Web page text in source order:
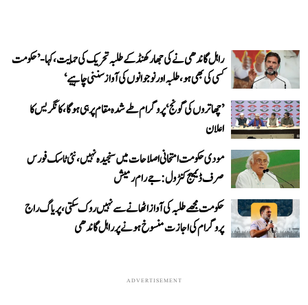
راہل گاندھی نے کی جھارکھنڈ کے طلبہ تحریک کی حمایت، کہا- ’حکومت
کسی کی بھی ہو، طلبہ اور نوجوانوں کی آواز سننی چاہیے‘
’چھاتروں کی گونج‘ پروگرام طے شدہ مقام پر ہی ہوگا، کانگریس کا
اعلان
مودی حکومت امتحانی اصلاحات میں سنجیدہ نہیں، نئی ٹاسک فورس
صرف ڈیمیج کنٹرول: جے رام رمیش
حکومت مجھے طلبہ کی آواز اٹھانے سے نہیں روک سکتی، پریاگ راج
پروگرام کی اجازت منسوخ ہونے پر راہل گاندھی
ADVERTISEMENT